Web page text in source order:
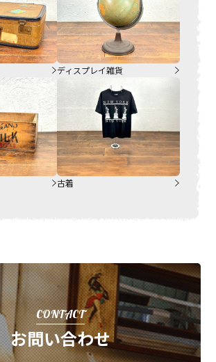
ディスプレイ雑貨
古着
CONTACT
お問い合わせ